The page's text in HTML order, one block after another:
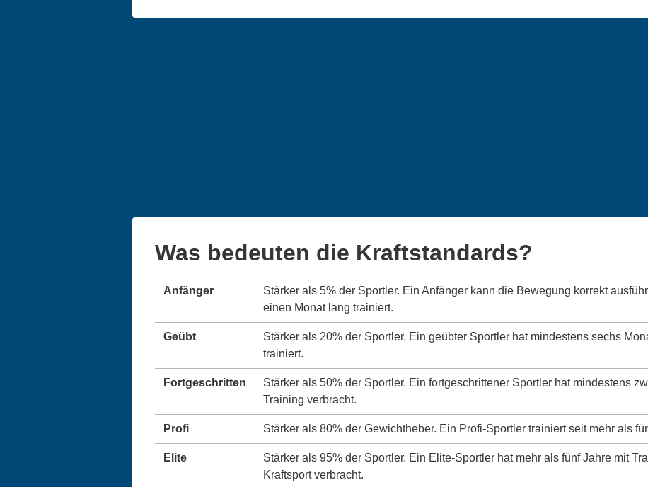
Was bedeuten die Kraftstandards?
Anfänger
Stärker als 5% der Sportler. Ein Anfänger kann die Bewegung korrekt
einen Monat lang trainiert.
Geübt
Stärker als 20% der Sportler. Ein geübter Sportler hat mindestens sechs
trainiert.
Fortgeschritten
Stärker als 50% der Sportler. Ein fortgeschrittener Sportler hat mindestens
Training verbracht.
Profi Stärker als 80% der Gewichtheber. Ein Profi-Sportler trainiert seit mehr als
Elite
Stärker als 95% der Sportler. Ein Elite-Sportler hat mehr als fünf Jahre mit
Kraftsport verbracht.